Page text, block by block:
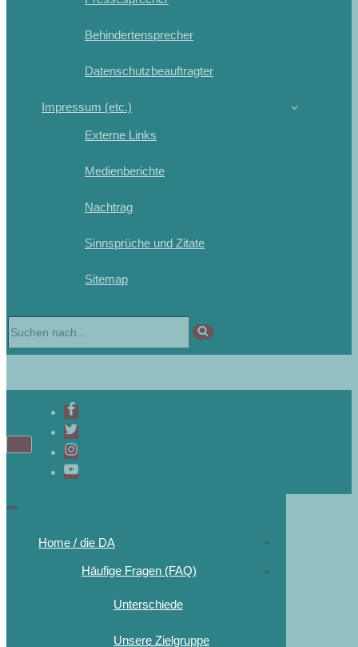
Behindertensprecher
Datenschutzbeauftragter
Impressum (etc.)
Externe Links
Medienberichte
Nachtrag
Sinnsprüche und Zitate
Sitemap
Home / die DA
Häufige Fragen (FAQ)
Unterschiede
Unsere Zielgruppe